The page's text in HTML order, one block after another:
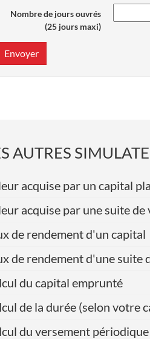
Nombre de jours ouvrés
(25 jours maxi)
Envoyer
AUTRES
acquise par un capital
acquise par une suite
de rendement d'un capital
de rendement d'une suite
du capital emprunté
de la durée (selon votre
du versement périodique